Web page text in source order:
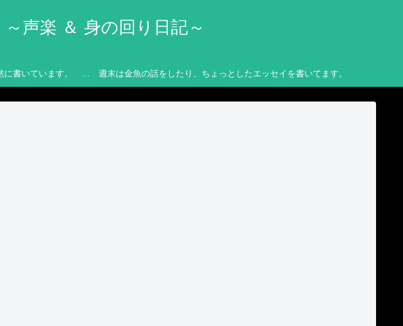
声楽 ＆ 身の回り日記～
に書いています。 … 週末は金魚の話をしたり、ちょっとしたエッセイを書いてます。